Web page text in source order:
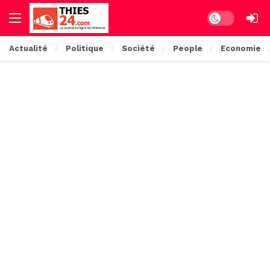
Dark mode
Actualité Politique Société People Economie